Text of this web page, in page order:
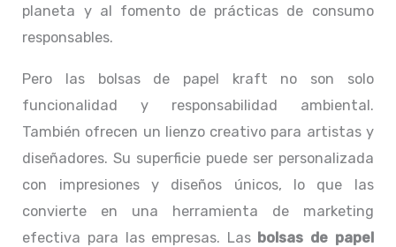
planeta y al fomento de prácticas de consumo
responsables.
Pero las bolsas de papel kraft no son solo
funcionalidad y responsabilidad ambiental.
También ofrecen un lienzo creativo para artistas y
diseñadores. Su superficie puede ser personalizada
con impresiones y diseños únicos, lo que las
convierte en una herramienta de marketing
efectiva para las empresas. Las bolsas de papel